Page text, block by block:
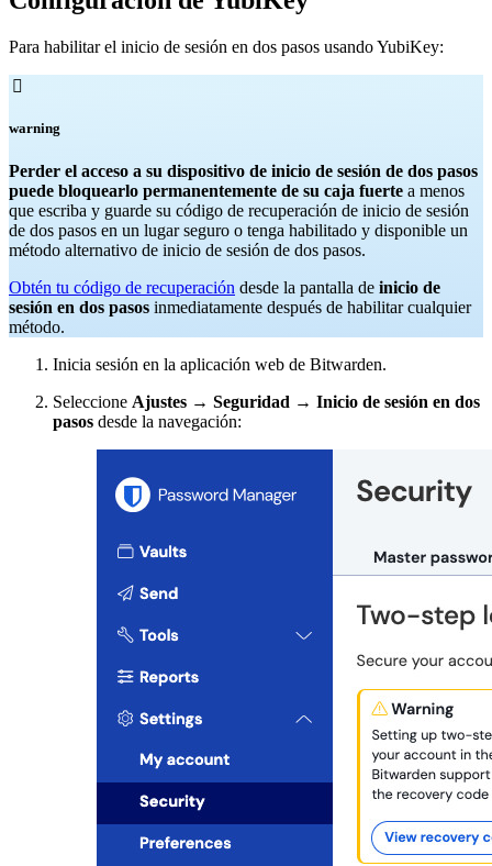
Para habilitar el inicio de sesión en dos pasos usando YubiKey:

warning
Perder el acceso a su dispositivo de inicio de sesión de dos pasos
puede bloquearlo permanentemente de su caja fuerte a menos
que escriba y guarde su código de recuperación de inicio de sesión
de dos pasos en un lugar seguro o tenga habilitado y disponible un
método alternativo de inicio de sesión de dos pasos.
Obtén tu código de recuperación desde la pantalla de inicio de
sesión en dos pasos inmediatamente después de habilitar cualquier
método.
Inicia sesión en la aplicación web de Bitwarden.
Seleccione Ajustes → Seguridad → Inicio de sesión en dos
pasos desde la navegación: